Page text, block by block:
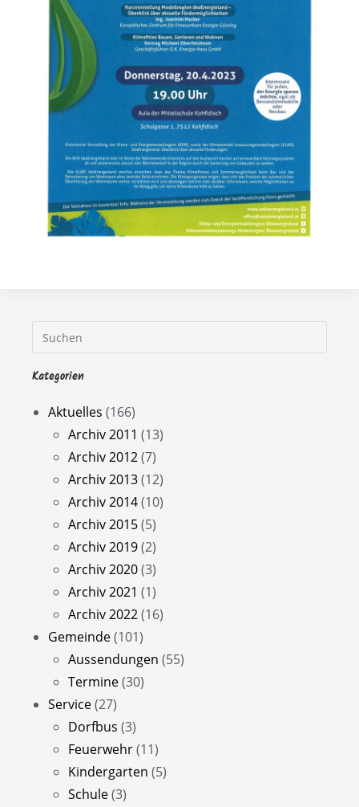
Kategorien
Aktuelles (166)
Archiv 2011 (13)
Archiv 2012(7)
Archiv 2013(12)
Archiv 2014(10)
Archiv 2015(5)
Archiv 2019(2)
Archiv 2020(3)
Archiv 2021 (1)
Archiv 2022(16)
Gemeinde(101)
Aussendungen (55)
Termine(30)
Service(27)
Dorfbus (3)
Feuerwehr(11)
Kindergarten (5)
Schule(3)